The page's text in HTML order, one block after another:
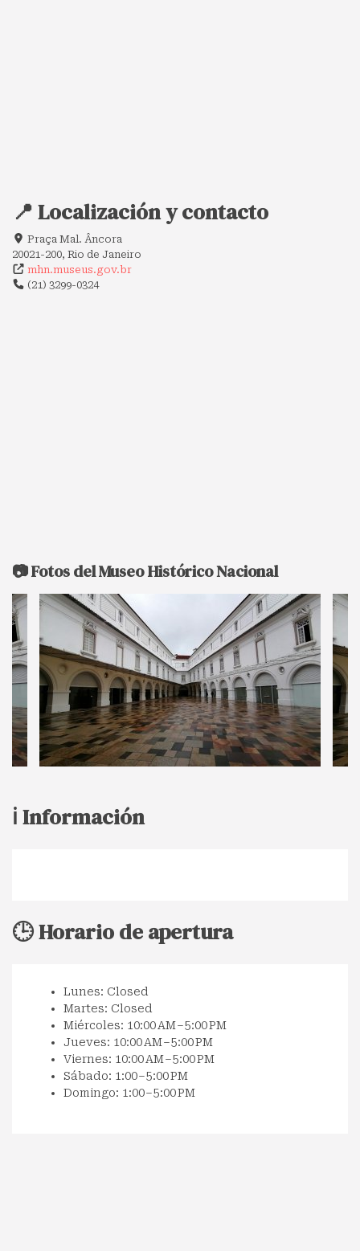
📍 Localización y contacto
Praça Mal. Âncora
20021-200, Rio de Janeiro
mhn.museus.gov.br
(21) 3299-0324
📷 Fotos del Museo Histórico Nacional
ℹ️ Información
🕒 Horario de apertura
Lunes: Closed
Martes: Closed
Miércoles: 10:00 AM – 5:00 PM
Jueves: 10:00 AM – 5:00 PM
Viernes: 10:00 AM – 5:00 PM
Sábado: 1:00 – 5:00 PM
Domingo: 1:00 – 5:00 PM